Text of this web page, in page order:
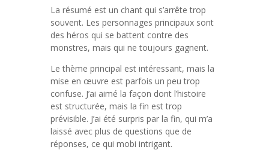
La résumé est un chant qui s’arrête trop
souvent. Les personnages principaux sont
des héros qui se battent contre des
monstres, mais qui ne toujours gagnent.
Le thème principal est intéressant, mais la
mise en œuvre est parfois un peu trop
confuse. J’ai aimé la façon dont l’histoire
est structurée, mais la fin est trop
prévisible. J’ai été surpris par la fin, qui m’a
laissé avec plus de questions que de
réponses, ce qui mobi intrigant.